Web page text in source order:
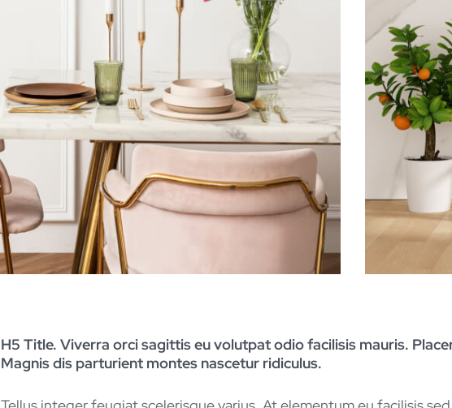
H5 Title. Viverra orci sagittis eu volutpat odio facilisis mauris.
Magnis dis parturient montes nascetur ridiculus.